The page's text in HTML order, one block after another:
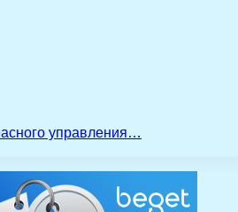
управления…